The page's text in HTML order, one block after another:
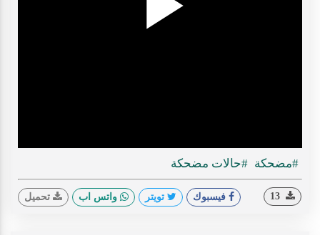
Play
#مضحكة #حالات مضحكة
فيسبوك تويتر واتس اب تحميل